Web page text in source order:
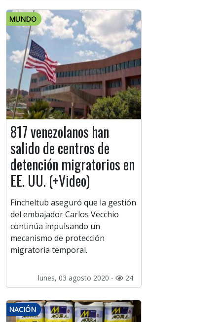
MUNDO
817 venezolanos han
salido de centros de
detención migratorios en
EE. UU. (+Video)
Fincheltub aseguró que la gestión
del embajador Carlos Vecchio
continúa impulsando un
mecanismo de protección
migratoria temporal.
lunes, 03 agosto 2020 - 24
NACIÓN